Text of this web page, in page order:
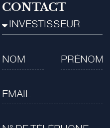
CONTACT